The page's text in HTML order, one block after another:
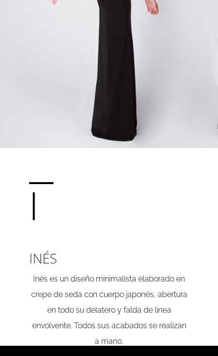
I
INÉS
Inés es un diseño minimalista elaborado en
crepe de seda con cuerpo japonés, abertura
en todo su delatero y falda de linea
envolvente. Todos sus acabados se realizan
a mano.